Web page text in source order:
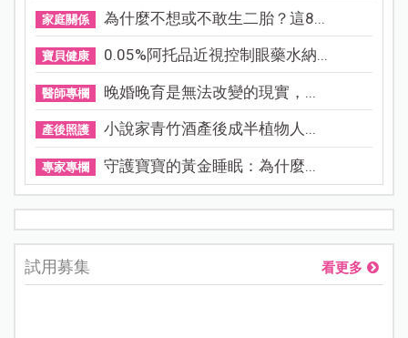
家庭關係 為什麼不想或不敢生二胎？這8...
寶貝健康 0.05%阿托品近視控制眼藥水納...
醫師專欄 晚婚晚育是無法改變的現實，...
產後照護 小說家青竹酒產後成半植物人...
專家專欄 守護寶寶的黃金睡眠：為什麼...
試用募集 看更多